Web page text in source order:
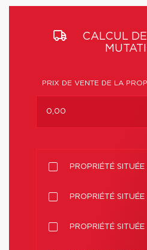
CALCUL
PRIX DE VENTE DE LA
PROPRIÉTÉ
PROPRIÉTÉ
PROPRIÉTÉ